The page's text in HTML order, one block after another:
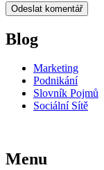
Blog
Marketing
Podnikání
Slovník Pojmů
Sociální Sítě
Menu